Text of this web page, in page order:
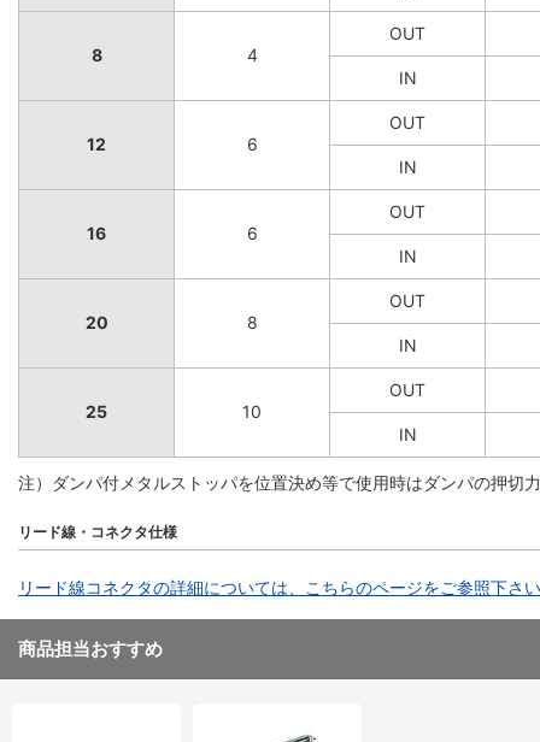
8 4
OUT
IN
12 6
OUT
IN
16 6
OUT
IN
20 8
OUT
IN
25 10
OUT
IN
注）ダンパ付メタルストッパを位置決め等で使用時はダンパの押切
リード線・コネクタ仕様
リード線コネクタの詳細については、こちらのページをご参照下さ
商品担当おすすめ